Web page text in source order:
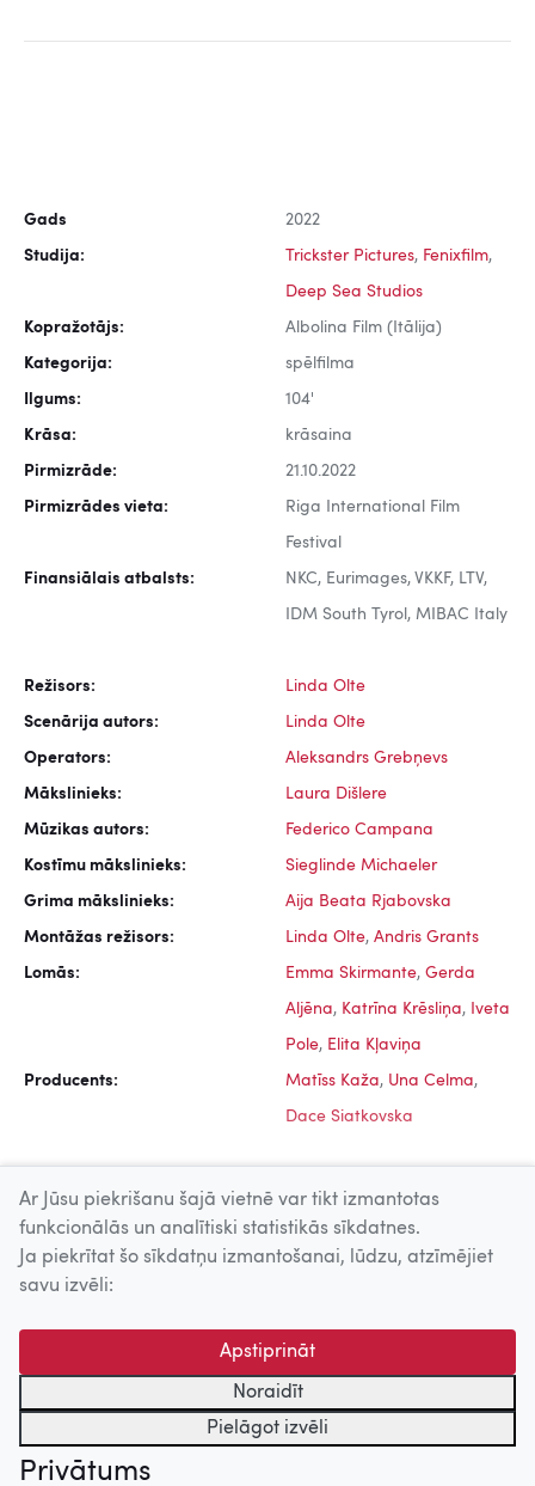
Gads 2022
Studija: Trickster Pictures, Fenixfilm,
Deep Sea Studios
Kopražotājs: Albolina Film (Itālija)
Kategorija: spēlfilma
Ilgums: 104'
Krāsa: krāsaina
Pirmizrāde: 21.10.2022
Pirmizrādes vieta: Riga International Film
Festival
Finansiālais atbalsts: NKC, Eurimages, VKKF, LTV,
IDM South Tyrol, MIBAC Italy
Režisors: Linda Olte
Scenārija autors: Linda Olte
Operators: Aleksandrs Grebņevs
Mākslinieks: Laura Dišlere
Mūzikas autors: Federico Campana
Kostīmu mākslinieks: Sieglinde Michaeler
Grima mākslinieks: Aija Beata Rjabovska
Montāžas režisors: Linda Olte, Andris Grants
Lomās: Emma Skirmante, Gerda
Aljēna, Katrīna Krēsliņa, Iveta
Pole, Elita Kļaviņa
Producents: Matīss Kaža, Una Celma,
Dace Siatkovska
Uz augšu
© 2026 Nacionālais Kino centrs, Kultūras informācijas sistēmu
centrs. Sadarbības partneris: Latvijas Valsts
kinofotofonodokumentu arhīvs.
Ar Jūsu piekrišanu šajā vietnē var tikt izmantotas
funkcionālās un analītiski statistikās sīkdatnes.
Ja piekrītat šo sīkdatņu izmantošanai, lūdzu, atzīmējiet
savu izvēli:
Apstiprināt
Noraidīt
Pielāgot izvēli
Privātums